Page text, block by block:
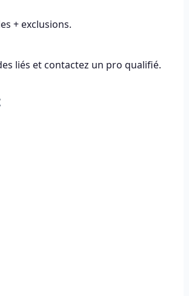
+ exclusions.
liés et contactez un pro qualifié.